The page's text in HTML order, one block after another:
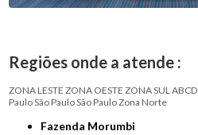
Regiões onde a atende :
ZONA LESTE ZONA OESTE ZONA SUL ABCD
PauloSão PauloSão PauloZona Norte
Fazenda Morumbi